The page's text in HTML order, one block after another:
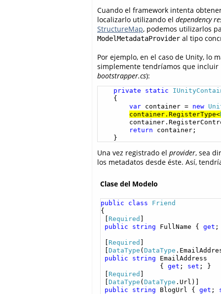
Cuando el framework intenta
localizarlo utilizando el dependency
StructureMap, podemos utilizarlos
ModelMetadataProvider al tipo
Por ejemplo, en el caso de Unity, lo
simplemente tendríamos que
bootstrapper.cs):
private static
{
var container = new
container.RegisterType<
return container;
}
Una vez registrado el provider, sea
los metadatos desde éste. Así,
Clase del Modelo
public class
Friend
{
Required
public
string FullName { get
Required
DataType ( DataType
public
string EmailAddress
               {
get ; set ; }
Required
DataType ( DataType .Url)]
public
string BlogUrl { get ;